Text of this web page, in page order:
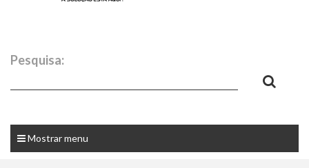
Pesquisa:
Mostrar menu